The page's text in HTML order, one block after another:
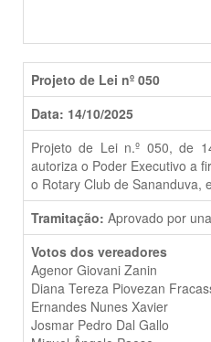
Projeto de Lei nº 050
Data: 14/10/2025
Projeto de Lei n.º 050, de
autoriza o Poder Executivo a
o Rotary Club de Sananduva,
Tramitação: Aprovado por
Votos dos vereadores
Agenor Giovani Zanin
Diana Tereza Piovezan
Ernandes Nunes Xavier
Josmar Pedro Dal Gallo